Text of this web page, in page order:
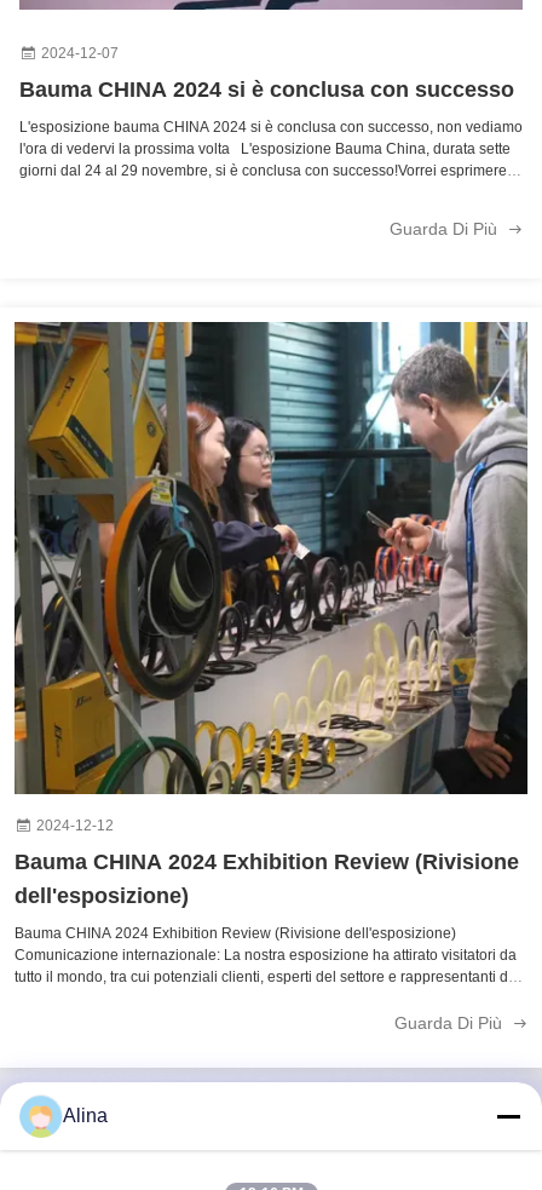
2024-12-07
Bauma CHINA 2024 si è conclusa con successo
L'esposizione bauma CHINA 2024 si è conclusa con successo, non vediamo
l'ora di vedervi la prossima volta L'esposizione Bauma China, durata sette
giorni dal 24 al 29 novembre, si è conclusa con successo!Vorrei esprimere la
grande onore trascorrere questo meraviglioso momento con voi.
Guarda Di Più
2024-12-12
Bauma CHINA 2024 Exhibition Review (Rivisione
dell'esposizione)
Bauma CHINA 2024 Exhibition Review (Rivisione dell'esposizione)
Comunicazione internazionale: La nostra esposizione ha attirato visitatori da
tutto il mondo, tra cui potenziali clienti, esperti del settore e rappresentanti dei
Visualizzazione del prodotto: I prodotti e le tecnologie più recenti che abbiamo
approfonditi con molte aziende internazionali, gettando una solida base per
Guarda Di Più
Alina